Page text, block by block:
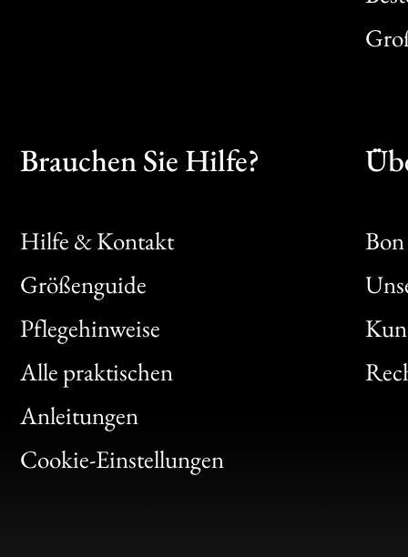
Brauchen Sie Hilfe?
Hilfe & Kontakt
Größenguide
Pflegehinweise
Alle praktischen
Anleitungen
Cookie-Einstellungen
Bon
Clic